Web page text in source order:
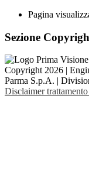
Pagina
Sezione
Copyright 2026 |
Parma S.p.A. |
Disclaimer